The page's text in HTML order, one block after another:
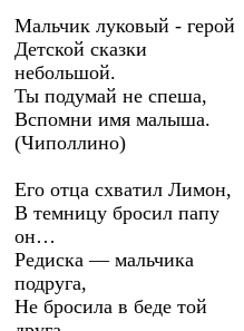
Мальчик луковый - герой
Детской сказки
небольшой.
Ты подумай не спеша,
Вспомни имя малыша.
(Чиполлино)
Его отца схватил Лимон,
В темницу бросил папу
он…
Редиска — мальчика
подруга,
Не бросила в беде той